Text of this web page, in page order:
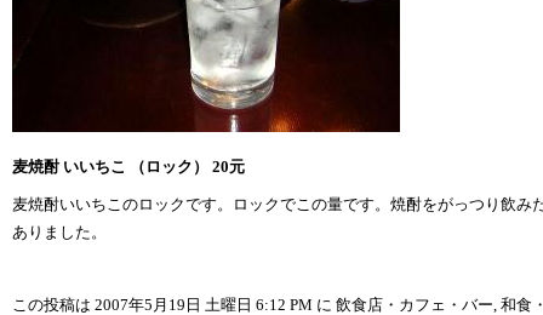
麦焼酎 いいちこ （ロック） 20元
麦焼酎いいちこのロックです。ロックでこの量です。焼酎をがっつり飲
ありました。
この投稿は 2007年5月19日 土曜日 6:12 PM に 飲食店・カフェ・バー, 和食